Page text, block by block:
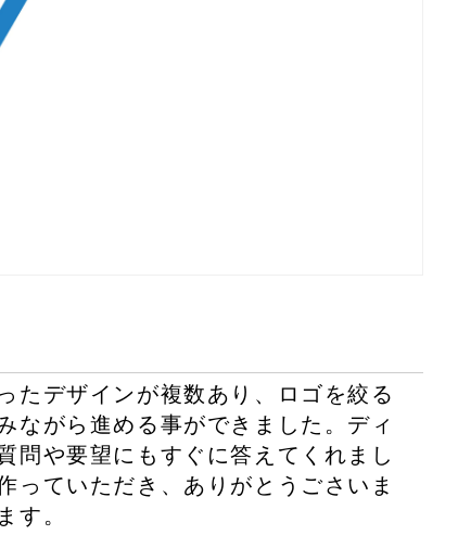
たデザインが複数あり、ロゴを絞る
ながら進める事ができました。ディ
問や要望にもすぐに答えてくれまし
っていただき、ありがとうごさいま
す。